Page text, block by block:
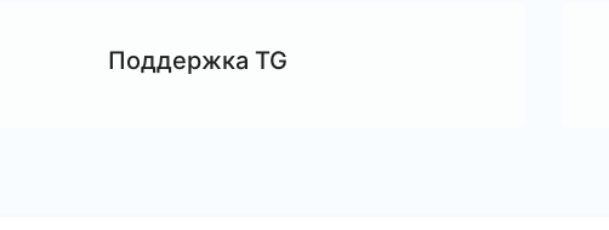
Поддержка TG